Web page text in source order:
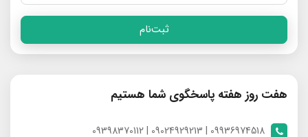
ثبت‌نام
هفت روز هفته پاسخگوی شما هستیم
09936974518 | 09024929213 | 09398370112